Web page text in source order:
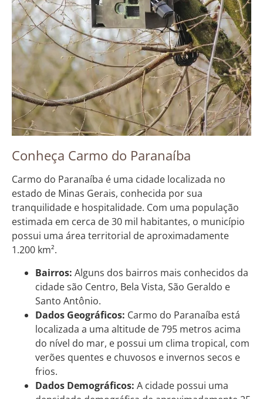
Conheça Carmo do Paranaíba
Carmo do Paranaíba é uma cidade localizada no
estado de Minas Gerais, conhecida por sua
tranquilidade e hospitalidade. Com uma população
estimada em cerca de 30 mil habitantes, o município
possui uma área territorial de aproximadamente
1.200 km².
Bairros: Alguns dos bairros mais conhecidos da
cidade são Centro, Bela Vista, São Geraldo e
Santo Antônio.
Dados Geográficos: Carmo do Paranaíba está
localizada a uma altitude de 795 metros acima
do nível do mar, e possui um clima tropical, com
verões quentes e chuvosos e invernos secos e
frios.
Dados Demográficos: A cidade possui uma